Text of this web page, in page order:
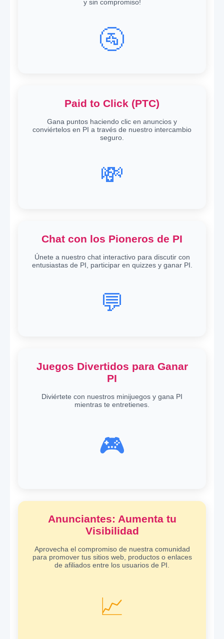
y sin compromiso!
🚰
Paid to Click (PTC)
Gana puntos haciendo clic en anuncios y
conviértelos en PI a través de nuestro intercambio
seguro.
💸
Chat con los Pioneros de PI
Únete a nuestro chat interactivo para discutir con
entusiastas de PI, participar en quizzes y ganar PI.
💬
Juegos Divertidos para Ganar
PI
Diviértete con nuestros minijuegos y gana PI
mientras te entretienes.
🎮
Anunciantes: Aumenta tu
Visibilidad
Aprovecha el compromiso de nuestra comunidad
para promover tus sitios web, productos o enlaces
de afiliados entre los usuarios de PI.
📈